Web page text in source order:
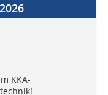
KKA-